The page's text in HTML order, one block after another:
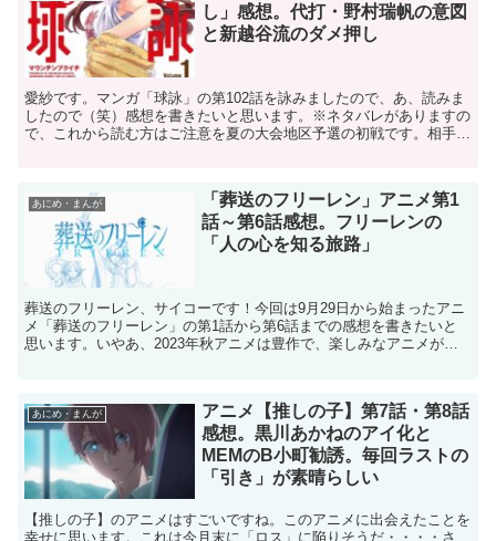
し」感想。代打・野村瑞帆の意図
と新越谷流のダメ押し
愛紗です。マンガ「球詠」の第102話を詠みましたので、あ、読みま
したので（笑）感想を書きたいと思います。※ネタバレがありますの
で、これから読む方はご注意を夏の大会地区予選の初戦です。相手は
あにめ・まんが
「葬送のフリーレン」アニメ第1
話～第6話感想。フリーレンの
「人の心を知る旅路」
葬送のフリーレン、サイコーです！今回は9月29日から始まったアニ
メ「葬送のフリーレン」の第1話から第6話までの感想を書きたいと
思います。いやあ、2023年秋アニメは豊作で、楽しみなアニメがた
あにめ・まんが
アニメ【推しの子】第7話・第8話
感想。黒川あかねのアイ化と
MEMのB小町勧誘。毎回ラストの
「引き」が素晴らしい
【推しの子】のアニメはすごいですね。このアニメに出会えたことを
幸せに思います。これは今月末に「ロス」に陥りそうだ・・・・さ